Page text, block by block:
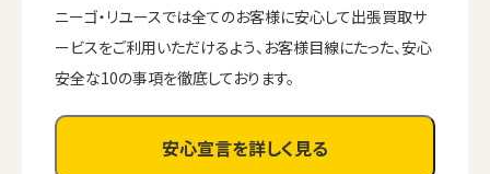
ニーゴ・リユースでは全てのお客様に安心して出張買取サ
ービスをご利用いただけるよう、お客様目線にたった、安心
安全な10の事項を徹底しております。
安心宣言を詳しく見る